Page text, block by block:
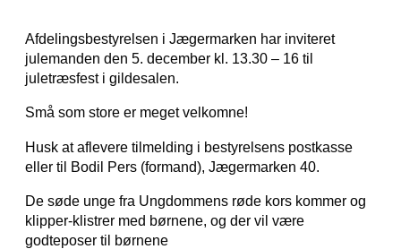
Afdelingsbestyrelsen i Jægermarken har inviteret
julemanden den 5. december kl. 13.30 – 16 til
juletræsfest i gildesalen.
Små som store er meget velkomne!
Husk at aflevere tilmelding i bestyrelsens postkasse
eller til Bodil Pers (formand), Jægermarken 40.
De søde unge fra Ungdommens røde kors kommer og
klipper-klistrer med børnene, og der vil være
godteposer til børnene